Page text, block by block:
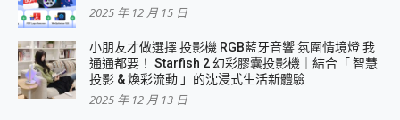
2025 年 12 月 15 日
小朋友才做選擇 投影機 RGB藍牙音響 氛圍情境燈 我
通通都要！ Starfish 2 幻彩膠囊投影機｜結合「 智慧
投影 & 煥彩流動 」的沈浸式生活新體驗
2025 年 12 月 13 日